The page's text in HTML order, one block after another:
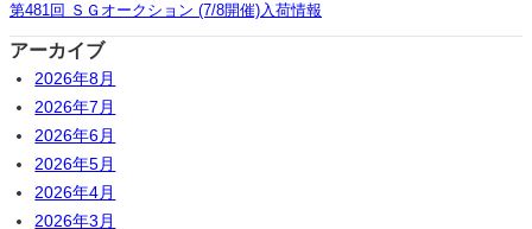
第481回 ＳＧオークション (7/8開催)入荷情報
アーカイブ
2026年8月
2026年7月
2026年6月
2026年5月
2026年4月
2026年3月